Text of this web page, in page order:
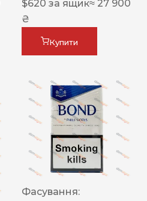
$620 за ящик≈ 27 900
₴
Купити
Фасування: